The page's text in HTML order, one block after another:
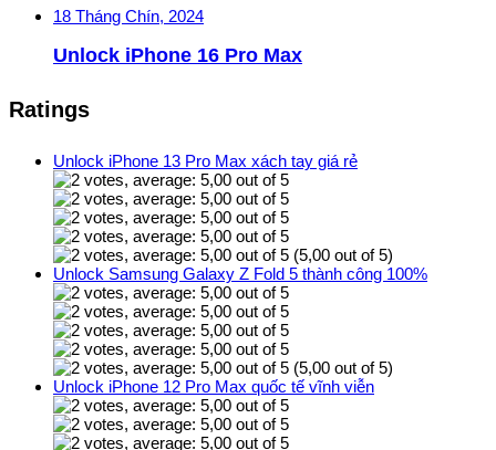
18 Tháng Chín, 2024
Unlock iPhone 16 Pro Max
Ratings
Unlock iPhone 13 Pro Max xách tay giá rẻ
(5,00 out of 5)
Unlock Samsung Galaxy Z Fold 5 thành công 100%
(5,00 out of 5)
Unlock iPhone 12 Pro Max quốc tế vĩnh viễn